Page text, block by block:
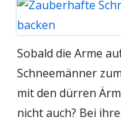
Sobald die Arme
Schneemänner
mit den dürren
nicht auch? Bei